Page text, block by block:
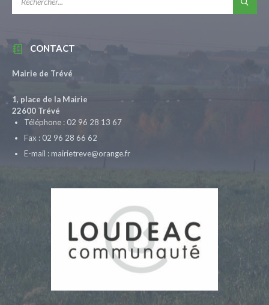
CONTACT
Mairie de Trévé
1, place de la Mairie
22600 Trévé
Téléphone : 02 96 28 13 67
Fax : 02 96 28 66 62
E-mail : mairietreve@orange.fr